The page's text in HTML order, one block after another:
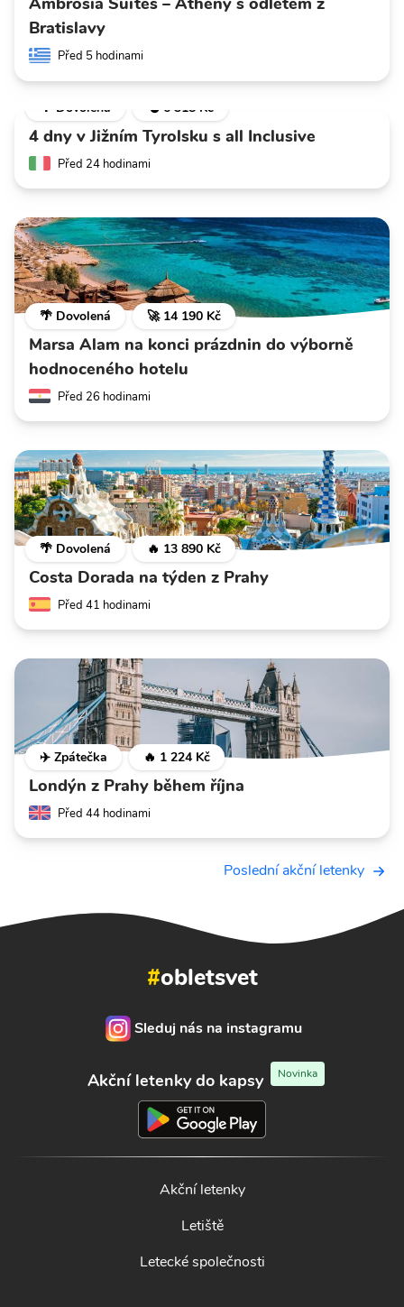
Bratislavy
Před 5 hodinami
🌴 Dovolená 💣 6 318 Kč
4 dny v Jižním Tyrolsku s all Inclusive
Před 24 hodinami
🌴 Dovolená 🚀 14 190 Kč
Marsa Alam na konci prázdnin do výborně
hodnoceného hotelu
Před 26 hodinami
🌴 Dovolená 🔥 13 890 Kč
Costa Dorada na týden z Prahy
Před 41 hodinami
✈️ Zpátečka 🔥 1 224 Kč
Londýn z Prahy během října
Před 44 hodinami
Poslední akční letenky
#obletsvet
Sleduj nás na instagramu
Akční letenky do kapsy Novinka
Akční letenky
Letiště
Letecké společnosti